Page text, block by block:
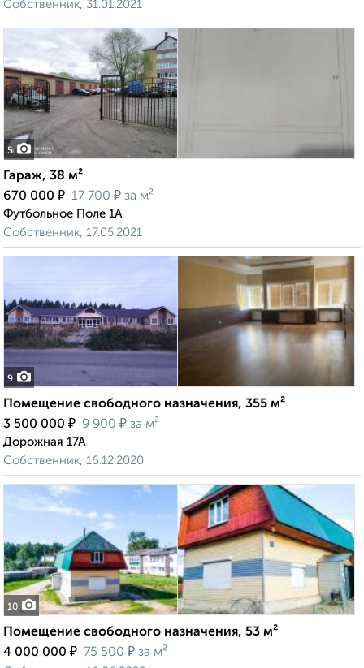
Собственник, 31.01.2021
5
Гараж, 38 м²
670 000 ₽ 17 700 ₽ за м²
Футбольное Поле 1А
Собственник, 17.05.2021
9
Помещение свободного назначения, 355 м²
3 500 000 ₽ 9 900 ₽ за м²
Дорожная 17А
Собственник, 16.12.2020
10
Помещение свободного назначения, 53 м²
4 000 000 ₽ 75 500 ₽ за м²